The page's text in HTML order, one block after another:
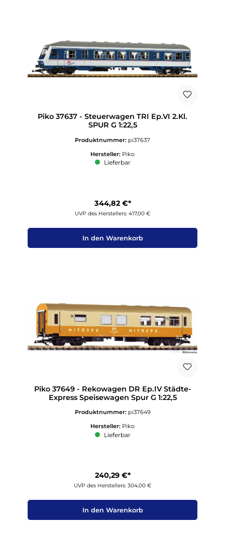
Piko 37637 - Steuerwagen TRI Ep.VI 2.Kl.
SPUR G 1:22,5
Produktnummer: pi37637
Hersteller: Piko
Lieferbar
344,82 €*
UVP des Herstellers: 417,00 €
In den Warenkorb
Piko 37649 - Rekowagen DR Ep.IV Städte-
Express Speisewagen Spur G 1:22,5
Produktnummer: pi37649
Hersteller: Piko
Lieferbar
240,29 €*
UVP des Herstellers: 304,00 €
In den Warenkorb